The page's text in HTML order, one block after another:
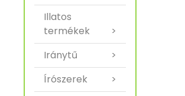
Illatos
termékek
>
Iránytű
>
Írószerek
>